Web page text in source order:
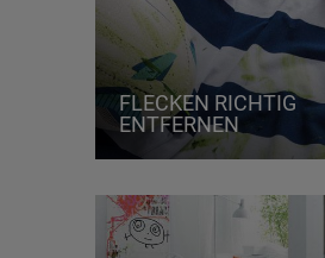
FLECKEN RICHTIG
ENTFERNEN